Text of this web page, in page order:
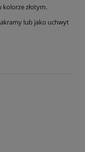
kolorze złotym.
lub jako uchwyt